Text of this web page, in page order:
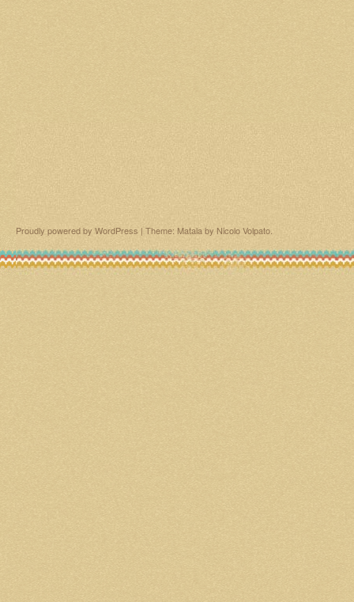
Proudly powered by WordPress | Theme: Matala by Nicolo Volpato